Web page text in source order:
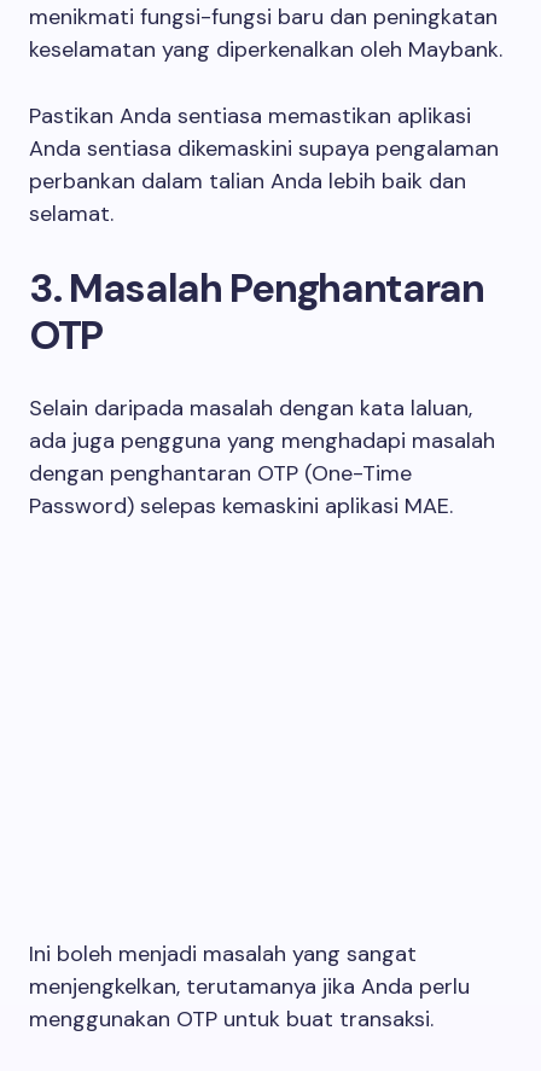
menikmati fungsi-fungsi baru dan peningkatan
keselamatan yang diperkenalkan oleh Maybank.
Pastikan Anda sentiasa memastikan aplikasi
Anda sentiasa dikemaskini supaya pengalaman
perbankan dalam talian Anda lebih baik dan
selamat.
3. Masalah Penghantaran
OTP
Selain daripada masalah dengan kata laluan,
ada juga pengguna yang menghadapi masalah
dengan penghantaran OTP (One-Time
Password) selepas kemaskini aplikasi MAE.
Ini boleh menjadi masalah yang sangat
menjengkelkan, terutamanya jika Anda perlu
menggunakan OTP untuk buat transaksi.